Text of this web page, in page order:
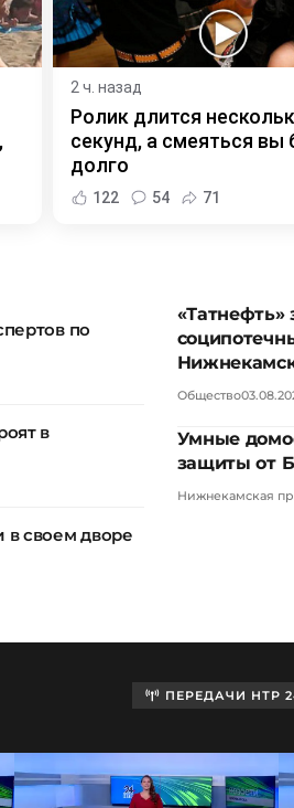
2 ч. назад
Ролик длится
секунд, а смеяться вы
долго
122 54 71
по
в
своем дворе
«Татнефть»
Общество
Умные
защиты от
Нижнекамская
ПЕРЕДАЧИ НТР